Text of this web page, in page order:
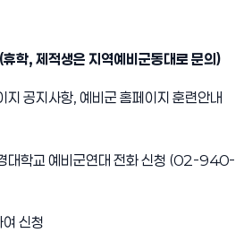
(휴학, 제적생은 지역예비군동대로 문의 )
지 공지사항, 예비군 홈페이지 훈련안내
대학교 예비군연대 전화 신청 (02-940-
신청